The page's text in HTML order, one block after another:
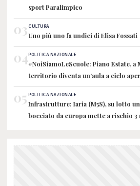
sport Paralimpico
03CULTURA
Uno più uno fa undici di Elisa Fossati
04POLITICA NAZIONALE
#NoiSiamoLeScuole: Piano Estate, a
territorio diventa un'aula a cielo
05 POLITICA NAZIONALE
Infrastrutture: Iaria (M5S), su lotto
bocciato da europa mette a rischio 3